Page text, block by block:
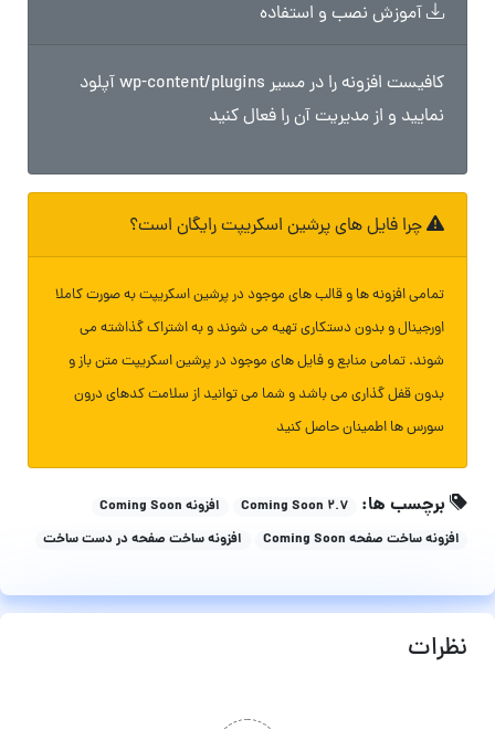
آموزش نصب و استفاده
کافیست افزونه را در مسیر wp-content/plugins آپلود
نمایید و از مدیریت آن را فعال کنید
چرا فایل های پرشین اسکریپت رایگان است؟
تمامی افزونه ها و قالب های موجود در پرشین اسکریپت به صورت کاملا
اورجینال و بدون دستکاری تهیه می شوند و به اشتراک گذاشته می
شوند. تمامی منابع و فایل های موجود در پرشین اسکریپت متن باز و
بدون قفل گذاری می باشد و شما می توانید از سلامت کدهای درون
سورس ها اطمینان حاصل کنید
برچسب ها: Coming Soon 2.7
افزونه Coming Soon
افزونه ساخت صفحه Coming Soon
افزونه ساخت صفحه در دست ساخت
نظرات